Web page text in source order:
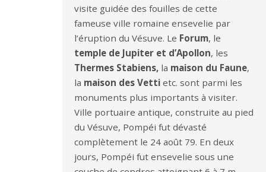
visite guidée des fouilles de cette
fameuse ville romaine ensevelie par
l’éruption du Vésuve. Le Forum, le
temple de Jupiter et d’Apollon, les
Thermes Stabiens, la maison du Faune,
la maison des Vetti etc. sont parmi les
monuments plus importants à visiter.
Ville portuaire antique, construite au pied
du Vésuve, Pompéi fut dévasté
complètement le 24 août 79. En deux
jours, Pompéi fut ensevelie sous une